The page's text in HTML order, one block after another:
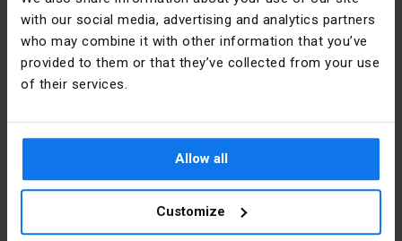
with our social media, advertising and analytics partners
who may combine it with other information that you’ve
provided to them or that they’ve collected from your use
of their services.
Allow all
Customize
średnica
otworu
Długość
joysticka
54 mm
Liczba
kierunków
2
przełączania
Адреса
02-673
Warszawa
Konstruktorska
Електронна
пошта
poland.helpdesk@se.com
Файли для завантаження